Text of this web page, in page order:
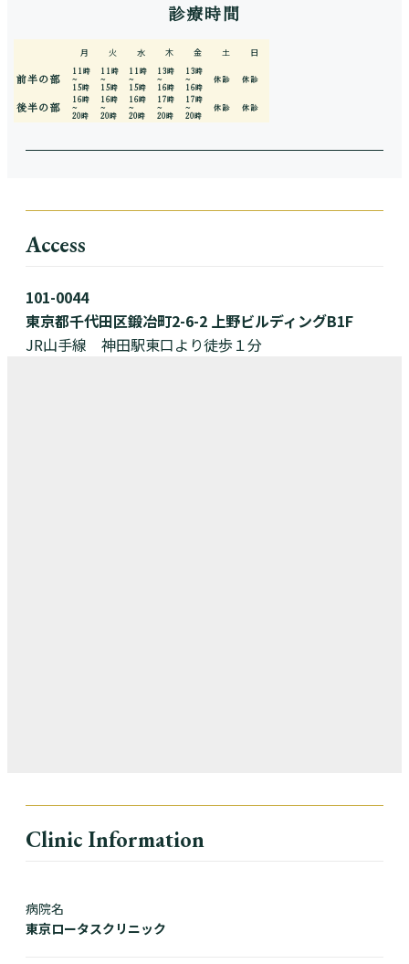
診療時間
月 火 水 木 金 土 日
前半の部
11時
~
15時
11時
~
15時
11時
~
15時
13時
~
16時
13時
~
16時
休診 休診
後半の部
16時
~
20時
16時
~
20時
16時
~
20時
17時
~
20時
17時
~
20時
休診 休診
Access
101-0044
東京都千代田区鍛冶町2-6-2 上野ビルディングB1F
JR山手線 神田駅東口より徒歩１分
Clinic Information
病院名
東京ロータスクリニック